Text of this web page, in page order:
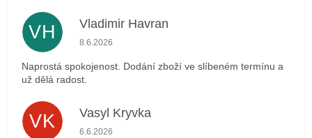
VH Vladimir Havran
Hodnocení obchodu je 5 z 5 hvězdiček.
8.6.2026
Naprostá spokojenost. Dodání zboží ve slíbeném termínu a
už dělá radost.
VK Vasyl Kryvka
Hodnocení obchodu je 5 z 5 hvězdiček.
6.6.2026